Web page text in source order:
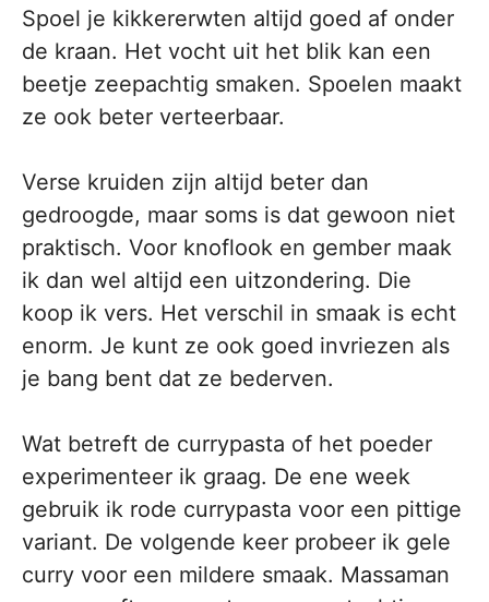
Spoel je kikkererwten altijd goed af onder
de kraan. Het vocht uit het blik kan een
beetje zeepachtig smaken. Spoelen maakt
ze ook beter verteerbaar.
Verse kruiden zijn altijd beter dan
gedroogde, maar soms is dat gewoon niet
praktisch. Voor knoflook en gember maak
ik dan wel altijd een uitzondering. Die
koop ik vers. Het verschil in smaak is echt
enorm. Je kunt ze ook goed invriezen als
je bang bent dat ze bederven.
Wat betreft de currypasta of het poeder
experimenteer ik graag. De ene week
gebruik ik rode currypasta voor een pittige
variant. De volgende keer probeer ik gele
curry voor een mildere smaak. Massaman